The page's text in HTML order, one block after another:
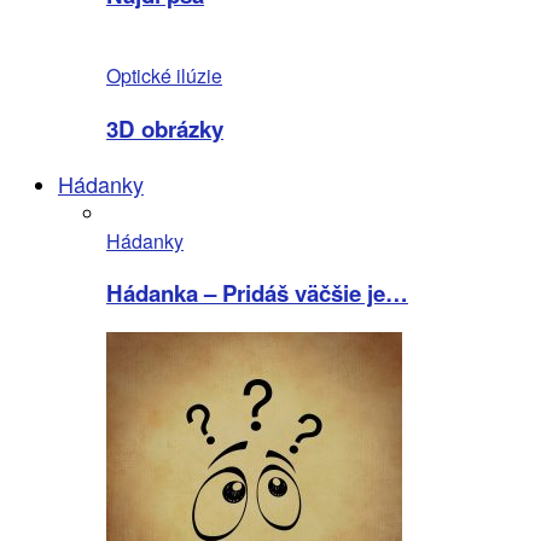
Optické ilúzie
3D obrázky
Hádanky
Hádanky
Hádanka – Pridáš väčšie je…